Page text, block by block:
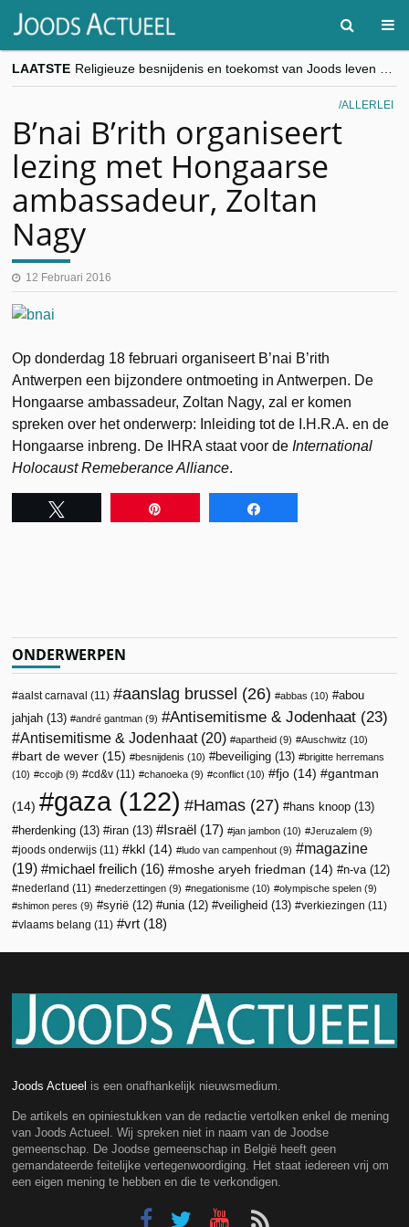
LAATSTE
“Besnijdenisdebat toont hoe moeilijk seculiere Westen minderheden begrijpt”, Jinnih Beels (Vooruit)
CITYTRIP | ROEMENIË – Boekarest: de verrassing van Oost-Europa
ALLERLEI
B’nai B’rith organiseert
lezing met Hongaarse
ambassadeur, Zoltan
Nagy
12 Februari 2016
Op donderdag 18 februari organiseert B’nai B’rith
Antwerpen een bijzondere ontmoeting in Antwerpen. De
Hongaarse ambassadeur, Zoltan Nagy, zal er komen
spreken over het onderwerp: Inleiding tot de I.H.R.A. en de
Hongaarse inbreng. De IHRA staat voor de International
Holocaust Remeberance Alliance.
ONDERWERPEN
aalst carnaval (11) aanslag brussel (26) abbas (10)
abou
jahjah (13) andré gantman (9) Antisemitisme & Jodenhaat (23)
Antisemitisme & Jodenhaat(20) apartheid (9) Auschwitz (10)
bart de wever (15) besnijdenis (10) beveiliging (13)
brigitte herremans
(10)
ccojb (9) cd&v (11) chanoeka (9) conflict (10) fjo (14) gantman
(14) gaza (122) Hamas (27) hans knoop (13)
herdenking (13) iran (13) Israël (17) jan jambon (10) Jeruzalem (9)
joods onderwijs (11) kkl (14) ludo van campenhout (9)
magazine
(19)
michael freilich (16) moshe aryeh friedman (14) n-va (12)
nederland (11) nederzettingen (9) negationisme (10) olympische spelen (9)
shimon peres (9) syrië (12) unia (12) veiligheid (13) verkiezingen (11)
vlaams belang (11) vrt (18)
Joods Actueel is een onafhankelijk nieuwsmedium.
De artikels en opiniestukken van de redactie vertolken enkel de mening
van Joods Actueel. Wij spreken niet in naam van de Joodse
gemeenschap. De Joodse gemeenschap in België heeft geen
gemandateerde feitelijke vertegenwoordiging. Het staat iedereen vrij om
een eigen mening te hebben en die te verkondigen.